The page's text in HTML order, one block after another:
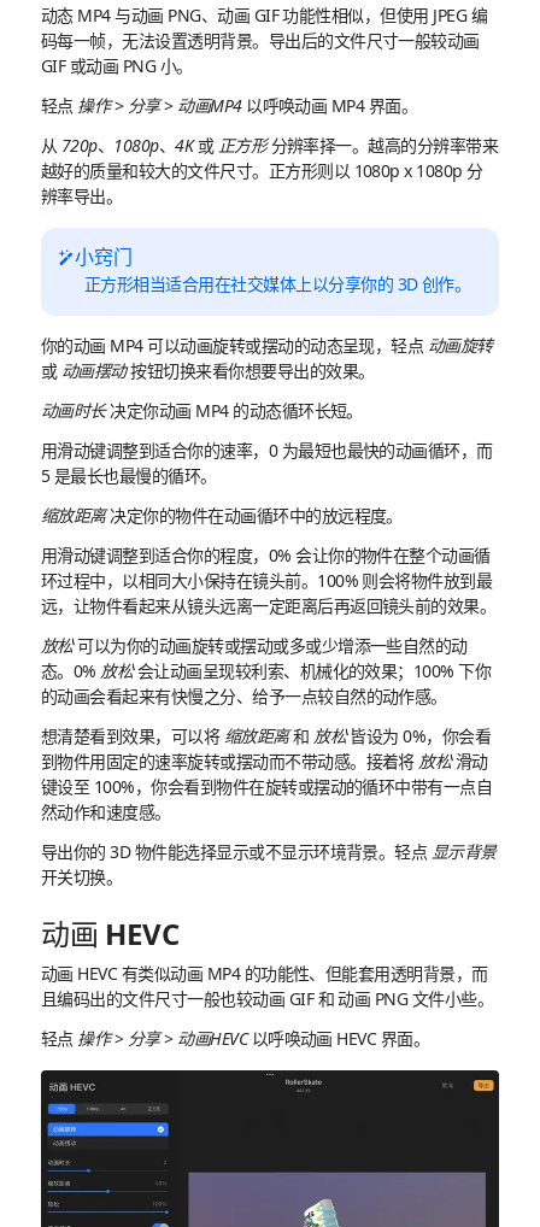
动态 MP4 与动画 PNG、动画 GIF 功能性相似，但使用 JPEG 编
码每一帧，无法设置透明背景。导出后的文件尺寸一般较动画
GIF 或动画 PNG 小。
轻点 操作> 分享> 动画MP4以呼唤动画 MP4 界面。
从 720p、 1080p、4K或 正方形分辨率择一。越高的分辨率带来
越好的质量和较大的文件尺寸。正方形则以 1080p x 1080p 分
辨率导出。
小窍门
正方形相当适合用在社交媒体上以分享你的 3D 创作。
你的动画 MP4 可以动画旋转或摆动的动态呈现，轻点 动画旋转
或 动画摆动按钮切换来看你想要导出的效果。
动画时长决定你动画 MP4 的动态循环长短。
用滑动键调整到适合你的速率，0 为最短也最快的动画循环，而
5 是最长也最慢的循环。
缩放距离决定你的物件在动画循环中的放远程度。
用滑动键调整到适合你的程度，0% 会让你的物件在整个动画循
环过程中，以相同大小保持在镜头前。100% 则会将物件放到最
远，让物件看起来从镜头远离一定距离后再返回镜头前的效果。
放松可以为你的动画旋转或摆动或多或少增添一些自然的动
态。0% 放松会让动画呈现较利索、机械化的效果；100% 下你
的动画会看起来有快慢之分、给予一点较自然的动作感。
想清楚看到效果，可以将 缩放距离和 放松皆设为 0%，你会看
到物件用固定的速率旋转或摆动而不带动感。接着将 放松滑动
键设至 100%，你会看到物件在旋转或摆动的循环中带有一点自
然动作和速度感。
导出你的 3D 物件能选择显示或不显示环境背景。轻点 显示背景
开关切换。
动画 HEVC
动画 HEVC 有类似动画 MP4 的功能性、但能套用透明背景，而
且编码出的文件尺寸一般也较动画 GIF 和 动画 PNG 文件小些。
轻点 操作> 分享> 动画HEVC以呼唤动画 HEVC 界面。